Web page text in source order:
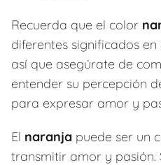
Recuerda que el color
diferentes significados
así que asegúrate de
entender su percepción
para expresar amor y
El naranja puede ser un
transmitir amor y pasión.